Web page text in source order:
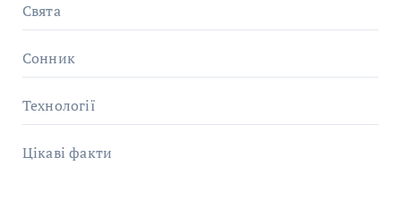
Свята
Сонник
Технології
Цікаві факти